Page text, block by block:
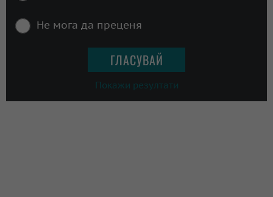
Не мога да преценя
Покажи резултати